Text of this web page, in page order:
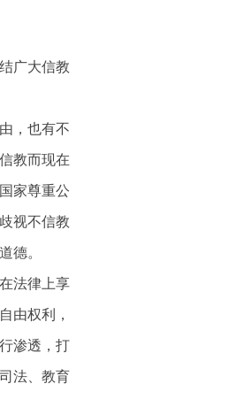
广大信教
，也有不
教而现在
家尊重公
视不信教
德。
法律上享
由权利，
渗透，打
法、教育